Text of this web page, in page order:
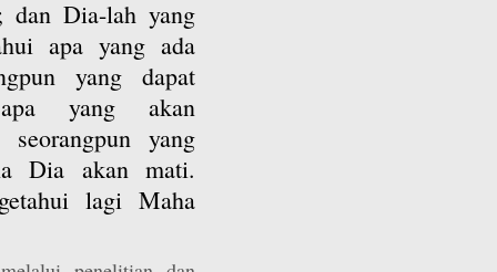
dan Dia-lah yang
apa yang ada
yang dapat
yang akan
yang
Dia akan mati.
lagi Maha